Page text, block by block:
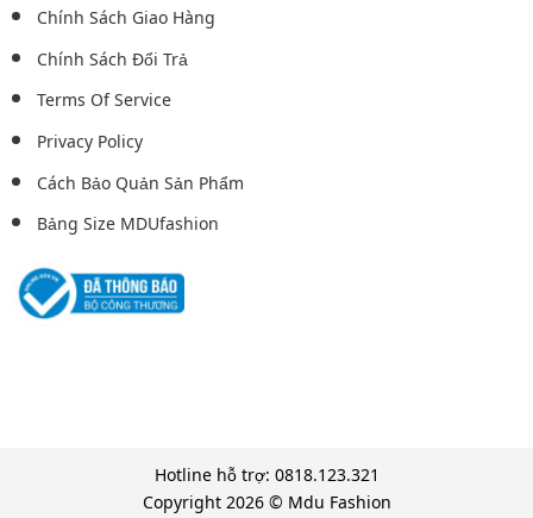
Chính Sách Giao Hàng
Chính Sách Đổi Trả
Terms Of Service
Privacy Policy
Cách Bảo Quản Sản Phẩm
Bảng Size MDUfashion
Hotline hỗ trợ: 0818.123.321
Copyright 2026 © Mdu Fashion